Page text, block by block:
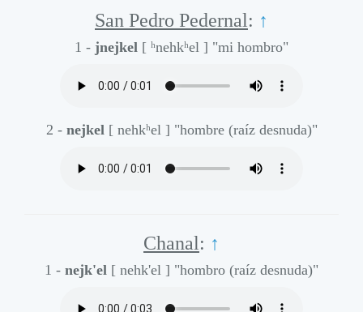
San Pedro Pedernal: ↑
1 - jnejkel [ ʰnehkʰel ] "mi hombro"
2 - nejkel [ nehkʰel ] "hombre (raíz desnuda)"
Chanal: ↑
1 - nejk'el [ nehk'el ] "hombro (raíz desnuda)"